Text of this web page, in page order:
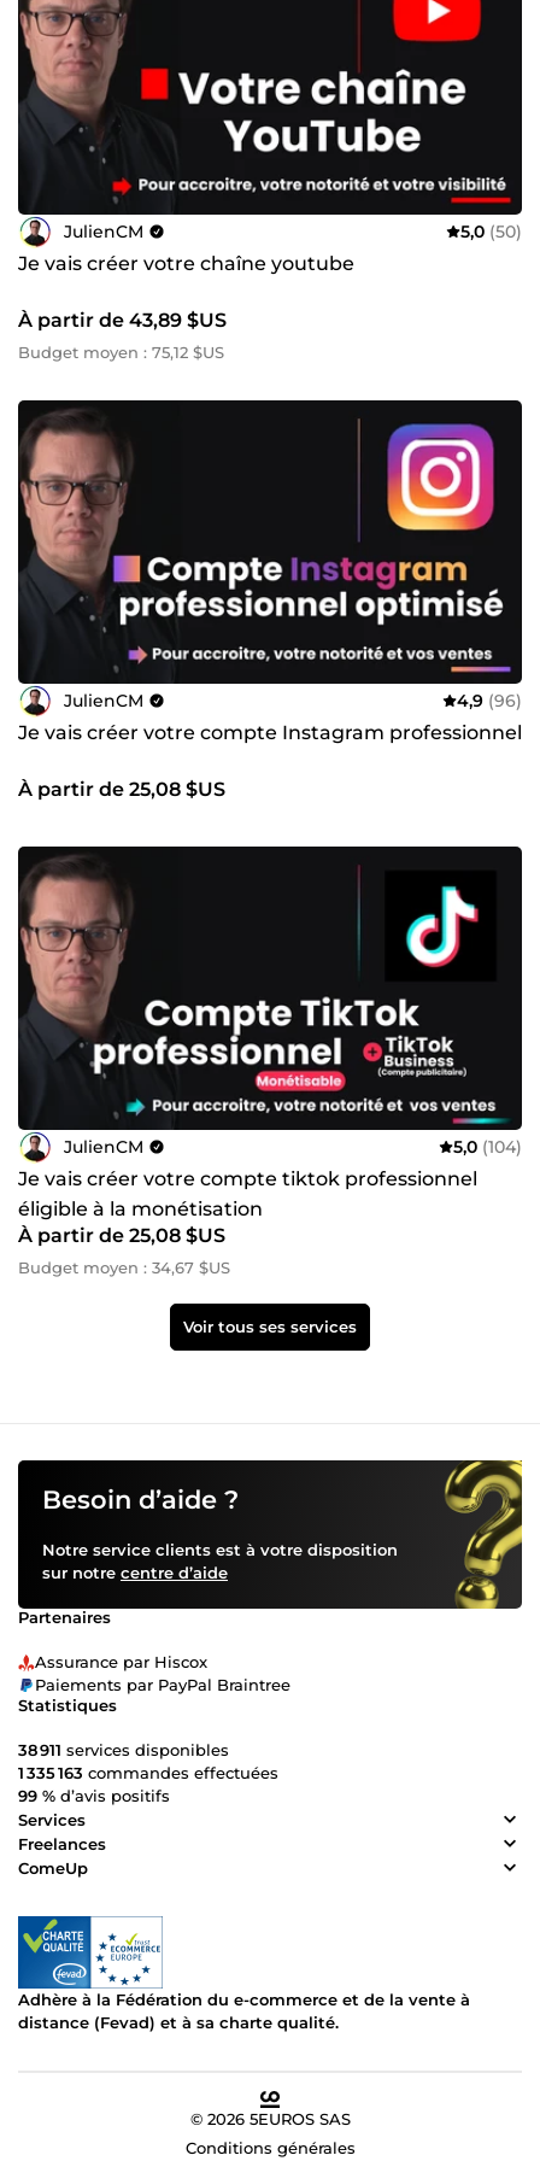
JulienCM 5,0 (50)
Je vais créer votre chaîne youtube
À partir de 43,89 $US
Budget moyen : 75,12 $US
JulienCM 4,9 (96)
Je vais créer votre compte Instagram professionnel
À partir de 25,08 $US
JulienCM 5,0 (104)
Je vais créer votre compte tiktok professionnel
éligible à la monétisation
À partir de 25,08 $US
Budget moyen : 34,67 $US
Voir tous ses services
Besoin d’aide ?
Notre service clients est à votre disposition
sur notre centre d’aide
Partenaires
Assurance par Hiscox
Paiements par PayPal Braintree
Statistiques
38 911 services disponibles
1 335 163 commandes effectuées
99 % d’avis positifs
Services
Freelances
ComeUp
Adhère à la Fédération du e-commerce et de la vente à
distance (Fevad) et à sa charte qualité.
© 2026 5EUROS SAS
Conditions générales